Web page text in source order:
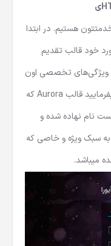
هستیم. در ابتدا
خود قالب تقدیم
تخصصی اون
بپردازیم. خوب همون طور که مشاهده میفرمایید قالب Aurora که
نام نهاده شده و
به سبک ویژه و خاصی که
میباشد.